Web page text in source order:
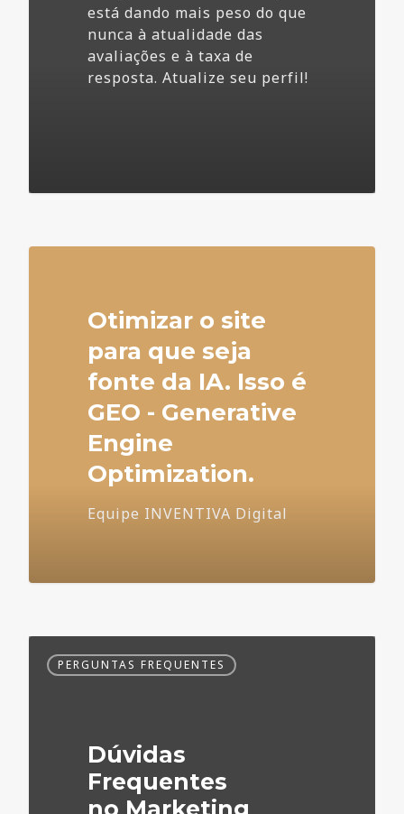
está dando mais peso do que
nunca à atualidade das
avaliações e à taxa de
resposta. Atualize seu perfil!
Otimizar o site
para que seja
fonte da IA. Isso é
GEO - Generative
Engine
Optimization.
Equipe INVENTIVA Digital
Frequentes
PERGUNTAS FREQUENTES
Dúvidas
Frequentes
no Marketing